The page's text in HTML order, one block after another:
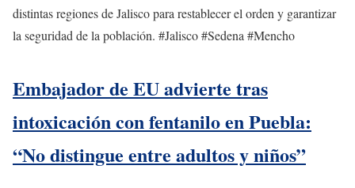
distintas regiones de Jalisco para restablecer el orden y garantizar
la seguridad de la población. #Jalisco #Sedena #Mencho
Embajador de EU advierte tras
intoxicación con fentanilo en Puebla:
“No distingue entre adultos y niños”